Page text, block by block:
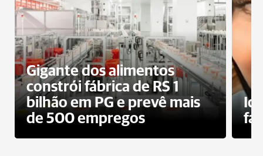
Gigante dos alimentos
constrói fábrica de RS 1
bilhão em PG e prevê mais
de 500 empregos